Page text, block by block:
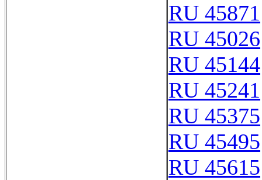
RU 45871
RU 45026
RU 45144
RU 45241
RU 45375
RU 45495
RU 45615